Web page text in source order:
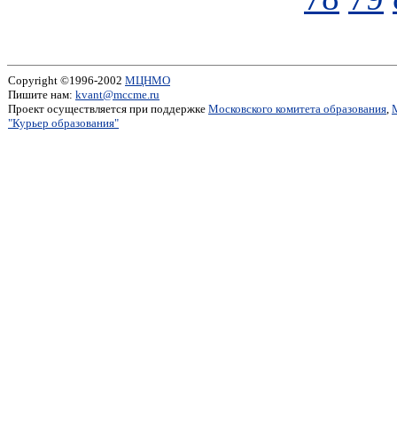
Copyright ©1996-2002 МЦНМО
Пишите нам: kvant@mccme.ru
Проект осуществляется при поддержке Московского комитета образования,
"Курьер образования"